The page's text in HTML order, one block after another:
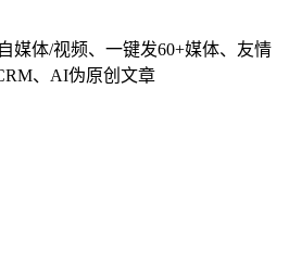
媒体/视频、一键发60+媒体、友情
、AI伪原创文章